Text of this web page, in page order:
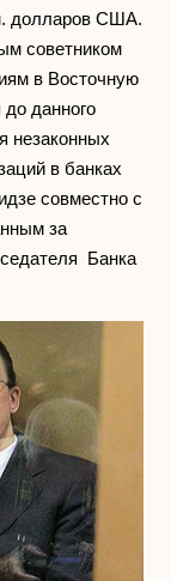
долларов США.
советником
в Восточную
данного
незаконных
в банках
совместно с
за
Банка